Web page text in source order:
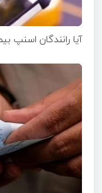
آیا رانندگان اسنپ